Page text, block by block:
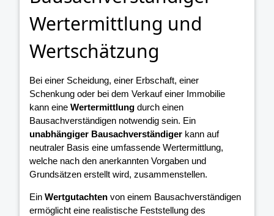
Wertermittlung und
Wertschätzung
Bei einer Scheidung, einer Erbschaft, einer
Schenkung oder bei dem Verkauf einer Immobilie
kann eine Wertermittlung durch einen
Bausachverständigen notwendig sein. Ein
unabhängiger Bausachverständiger kann auf
neutraler Basis eine umfassende Wertermittlung,
welche nach den anerkannten Vorgaben und
Grundsätzen erstellt wird, zusammenstellen.
Ein Wertgutachten von einem Bausachverständigen
ermöglicht eine realistische Feststellung des